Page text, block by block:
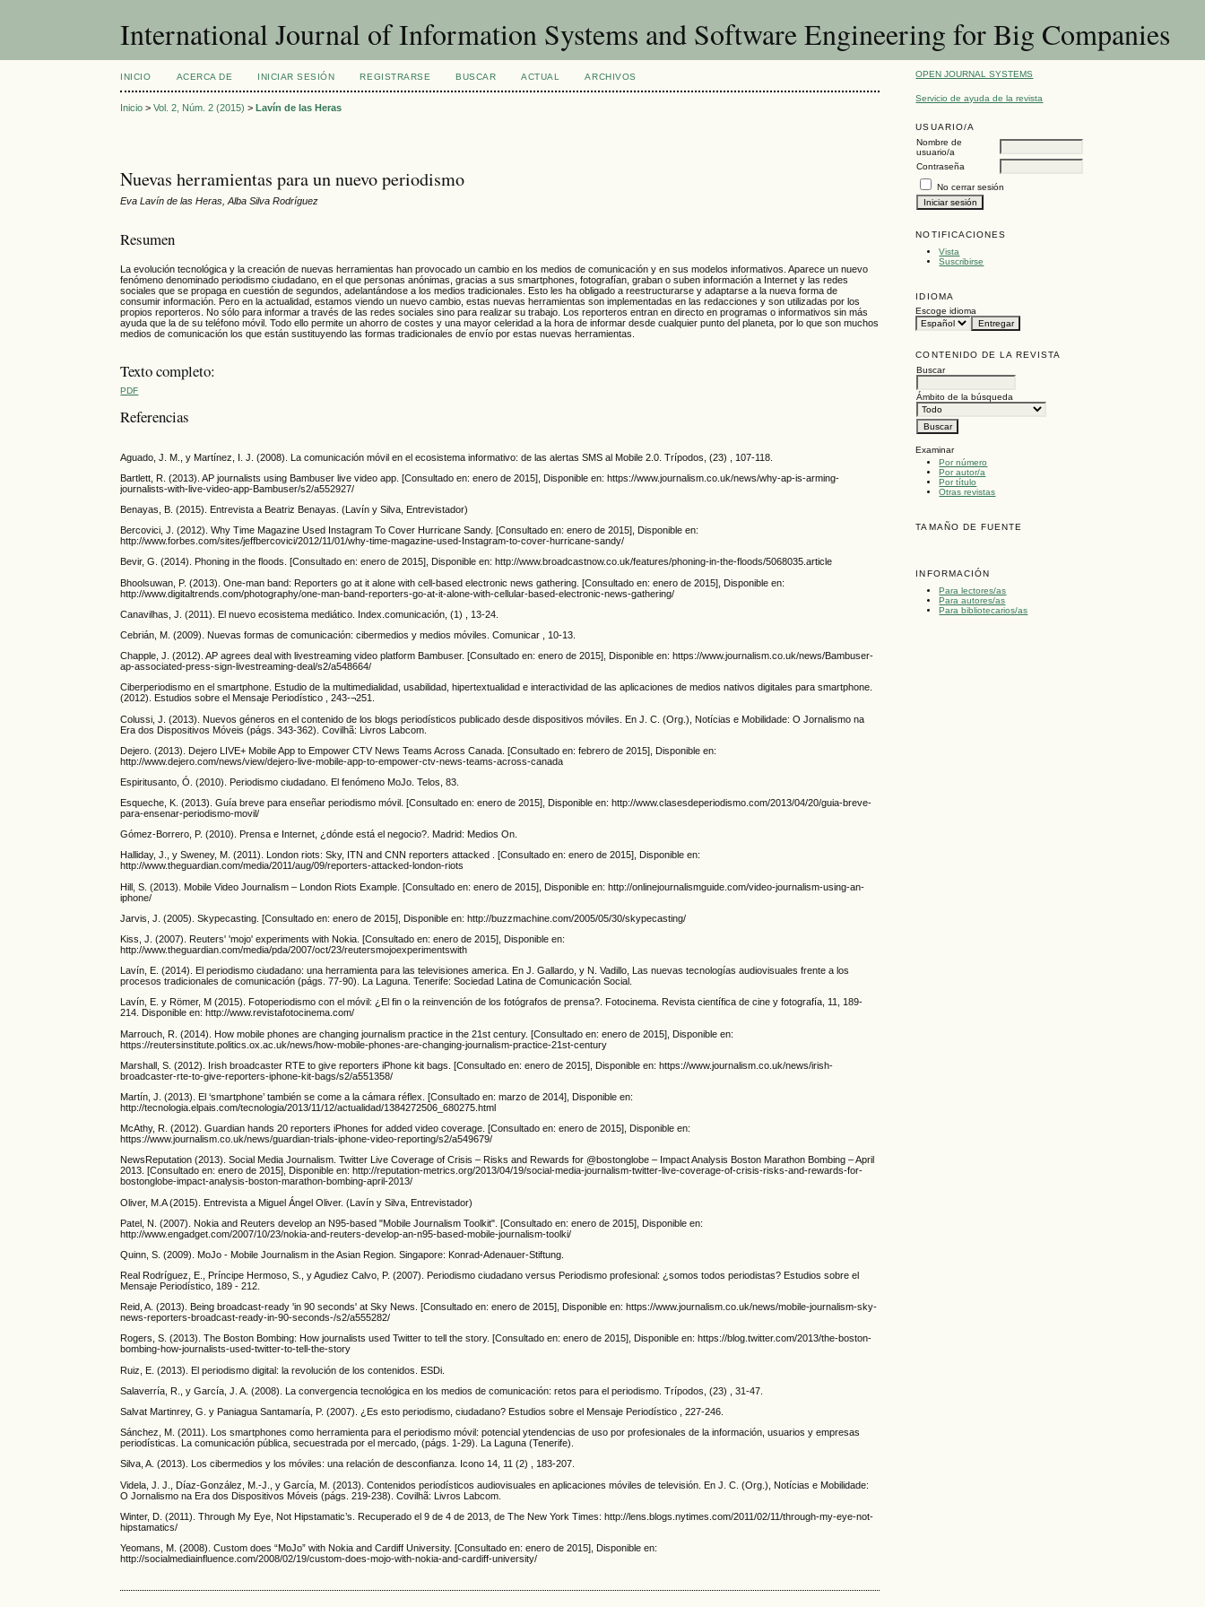
International Journal of Information Systems and Software Engineering for Big Companies
OPEN JOURNAL SYSTEMS
Servicio de ayuda de la revista
USUARIO/A
Nombre de
usuario/a
Contraseña
No cerrar sesión
NOTIFICACIONES
Vista
Suscribirse
IDIOMA
Escoge idioma
CONTENIDO DE LA REVISTA
Buscar
Ámbito de la búsqueda
Examinar
Por número
Por autor/a
Por título
Otras revistas
TAMAÑO DE FUENTE
INFORMACIÓN
Para lectores/as
Para autores/as
Para bibliotecarios/as
INICIO ACERCA DE INICIAR SESIÓN REGISTRARSE BUSCAR ACTUAL ARCHIVOS
Inicio >Vol. 2, Núm. 2 (2015) >Lavín de las Heras
Nuevas herramientas para un nuevo periodismo
Eva Lavín de las Heras, Alba Silva Rodríguez
Resumen
La evolución tecnológica y la creación de nuevas herramientas han provocado un cambio en los medios de comunicación y en sus modelos informativos. Aparece un nuevo
fenómeno denominado periodismo ciudadano, en el que personas anónimas, gracias a sus smartphones, fotografían, graban o suben información a Internet y las redes
sociales que se propaga en cuestión de segundos, adelantándose a los medios tradicionales. Esto les ha obligado a reestructurarse y adaptarse a la nueva forma de
consumir información. Pero en la actualidad, estamos viendo un nuevo cambio, estas nuevas herramientas son implementadas en las redacciones y son utilizadas por los
propios reporteros. No sólo para informar a través de las redes sociales sino para realizar su trabajo. Los reporteros entran en directo en programas o informativos sin más
ayuda que la de su teléfono móvil. Todo ello permite un ahorro de costes y una mayor celeridad a la hora de informar desde cualquier punto del planeta, por lo que son muchos
medios de comunicación los que están sustituyendo las formas tradicionales de envío por estas nuevas herramientas.
Texto completo:
PDF
Referencias
Aguado, J. M., y Martínez, I. J. (2008). La comunicación móvil en el ecosistema informativo: de las alertas SMS al Mobile 2.0. Trípodos, (23) , 107-118.
Bartlett, R. (2013). AP journalists using Bambuser live video app. [Consultado en: enero de 2015], Disponible en: https://www.journalism.co.uk/news/why-ap-is-arming-
journalists-with-live-video-app-Bambuser/s2/a552927/
Benayas, B. (2015). Entrevista a Beatriz Benayas. (Lavín y Silva, Entrevistador)
Bercovici, J. (2012). Why Time Magazine Used Instagram To Cover Hurricane Sandy. [Consultado en: enero de 2015], Disponible en:
http://www.forbes.com/sites/jeffbercovici/2012/11/01/why-time-magazine-used-Instagram-to-cover-hurricane-sandy/
Bevir, G. (2014). Phoning in the floods. [Consultado en: enero de 2015], Disponible en: http://www.broadcastnow.co.uk/features/phoning-in-the-floods/5068035.article
Bhoolsuwan, P. (2013). One-man band: Reporters go at it alone with cell-based electronic news gathering. [Consultado en: enero de 2015], Disponible en:
http://www.digitaltrends.com/photography/one-man-band-reporters-go-at-it-alone-with-cellular-based-electronic-news-gathering/
Canavilhas, J. (2011). El nuevo ecosistema mediático. Index.comunicación, (1) , 13-24.
Cebrián, M. (2009). Nuevas formas de comunicación: cibermedios y medios móviles. Comunicar , 10-13.
Chapple, J. (2012). AP agrees deal with livestreaming video platform Bambuser. [Consultado en: enero de 2015], Disponible en: https://www.journalism.co.uk/news/Bambuser-
ap-associated-press-sign-livestreaming-deal/s2/a548664/
Ciberperiodismo en el smartphone. Estudio de la multimedialidad, usabilidad, hipertextualidad e interactividad de las aplicaciones de medios nativos digitales para smartphone.
(2012). Estudios sobre el Mensaje Periodístico , 243-¬251.
Colussi, J. (2013). Nuevos géneros en el contenido de los blogs periodísticos publicado desde dispositivos móviles. En J. C. (Org.), Notícias e Mobilidade: O Jornalismo na
Era dos Dispositivos Móveis (págs. 343-362). Covilhã: Livros Labcom.
Dejero. (2013). Dejero LIVE+ Mobile App to Empower CTV News Teams Across Canada. [Consultado en: febrero de 2015], Disponible en:
http://www.dejero.com/news/view/dejero-live-mobile-app-to-empower-ctv-news-teams-across-canada
Espiritusanto, Ó. (2010). Periodismo ciudadano. El fenómeno MoJo. Telos, 83.
Esqueche, K. (2013). Guía breve para enseñar periodismo móvil. [Consultado en: enero de 2015], Disponible en: http://www.clasesdeperiodismo.com/2013/04/20/guia-breve-
para-ensenar-periodismo-movil/
Gómez-Borrero, P. (2010). Prensa e Internet, ¿dónde está el negocio?. Madrid: Medios On.
Halliday, J., y Sweney, M. (2011). London riots: Sky, ITN and CNN reporters attacked . [Consultado en: enero de 2015], Disponible en:
http://www.theguardian.com/media/2011/aug/09/reporters-attacked-london-riots
Hill, S. (2013). Mobile Video Journalism – London Riots Example. [Consultado en: enero de 2015], Disponible en: http://onlinejournalismguide.com/video-journalism-using-an-
iphone/
Jarvis, J. (2005). Skypecasting. [Consultado en: enero de 2015], Disponible en: http://buzzmachine.com/2005/05/30/skypecasting/
Kiss, J. (2007). Reuters' 'mojo' experiments with Nokia. [Consultado en: enero de 2015], Disponible en:
http://www.theguardian.com/media/pda/2007/oct/23/reutersmojoexperimentswith
Lavín, E. (2014). El periodismo ciudadano: una herramienta para las televisiones america. En J. Gallardo, y N. Vadillo, Las nuevas tecnologías audiovisuales frente a los
procesos tradicionales de comunicación (págs. 77-90). La Laguna. Tenerife: Sociedad Latina de Comunicación Social.
Lavín, E. y Römer, M (2015). Fotoperiodismo con el móvil: ¿El fin o la reinvención de los fotógrafos de prensa?. Fotocinema. Revista científica de cine y fotografía, 11, 189-
214. Disponible en: http://www.revistafotocinema.com/
Marrouch, R. (2014). How mobile phones are changing journalism practice in the 21st century. [Consultado en: enero de 2015], Disponible en:
https://reutersinstitute.politics.ox.ac.uk/news/how-mobile-phones-are-changing-journalism-practice-21st-century
Marshall, S. (2012). Irish broadcaster RTE to give reporters iPhone kit bags. [Consultado en: enero de 2015], Disponible en: https://www.journalism.co.uk/news/irish-
broadcaster-rte-to-give-reporters-iphone-kit-bags/s2/a551358/
Martín, J. (2013). El ‘smartphone’ también se come a la cámara réflex. [Consultado en: marzo de 2014], Disponible en:
http://tecnologia.elpais.com/tecnologia/2013/11/12/actualidad/1384272506_680275.html
McAthy, R. (2012). Guardian hands 20 reporters iPhones for added video coverage. [Consultado en: enero de 2015], Disponible en:
https://www.journalism.co.uk/news/guardian-trials-iphone-video-reporting/s2/a549679/
NewsReputation (2013). Social Media Journalism. Twitter Live Coverage of Crisis – Risks and Rewards for @bostonglobe – Impact Analysis Boston Marathon Bombing – April
2013. [Consultado en: enero de 2015], Disponible en: http://reputation-metrics.org/2013/04/19/social-media-journalism-twitter-live-coverage-of-crisis-risks-and-rewards-for-
bostonglobe-impact-analysis-boston-marathon-bombing-april-2013/
Oliver, M.A (2015). Entrevista a Miguel Ángel Oliver. (Lavín y Silva, Entrevistador)
Patel, N. (2007). Nokia and Reuters develop an N95-based "Mobile Journalism Toolkit". [Consultado en: enero de 2015], Disponible en:
http://www.engadget.com/2007/10/23/nokia-and-reuters-develop-an-n95-based-mobile-journalism-toolki/
Quinn, S. (2009). MoJo - Mobile Journalism in the Asian Region. Singapore: Konrad-Adenauer-Stiftung.
Real Rodríguez, E., Príncipe Hermoso, S., y Agudiez Calvo, P. (2007). Periodismo ciudadano versus Periodismo profesional: ¿somos todos periodistas? Estudios sobre el
Mensaje Periodístico, 189 - 212.
Reid, A. (2013). Being broadcast-ready 'in 90 seconds' at Sky News. [Consultado en: enero de 2015], Disponible en: https://www.journalism.co.uk/news/mobile-journalism-sky-
news-reporters-broadcast-ready-in-90-seconds-/s2/a555282/
Rogers, S. (2013). The Boston Bombing: How journalists used Twitter to tell the story. [Consultado en: enero de 2015], Disponible en: https://blog.twitter.com/2013/the-boston-
bombing-how-journalists-used-twitter-to-tell-the-story
Ruiz, E. (2013). El periodismo digital: la revolución de los contenidos. ESDi.
Salaverría, R., y García, J. A. (2008). La convergencia tecnológica en los medios de comunicación: retos para el periodismo. Trípodos, (23) , 31-47.
Salvat Martinrey, G. y Paniagua Santamaría, P. (2007). ¿Es esto periodismo, ciudadano? Estudios sobre el Mensaje Periodístico , 227-246.
Sánchez, M. (2011). Los smartphones como herramienta para el periodismo móvil: potencial ytendencias de uso por profesionales de la información, usuarios y empresas
periodísticas. La comunicación pública, secuestrada por el mercado, (págs. 1-29). La Laguna (Tenerife).
Silva, A. (2013). Los cibermedios y los móviles: una relación de desconfianza. Icono 14, 11 (2) , 183-207.
Videla, J. J., Díaz-González, M.-J., y García, M. (2013). Contenidos periodísticos audiovisuales en aplicaciones móviles de televisión. En J. C. (Org.), Notícias e Mobilidade:
O Jornalismo na Era dos Dispositivos Móveis (págs. 219-238). Covilhã: Livros Labcom.
Winter, D. (2011). Through My Eye, Not Hipstamatic’s. Recuperado el 9 de 4 de 2013, de The New York Times: http://lens.blogs.nytimes.com/2011/02/11/through-my-eye-not-
hipstamatics/
Yeomans, M. (2008). Custom does “MoJo” with Nokia and Cardiff University. [Consultado en: enero de 2015], Disponible en:
http://socialmediainfluence.com/2008/02/19/custom-does-mojo-with-nokia-and-cardiff-university/